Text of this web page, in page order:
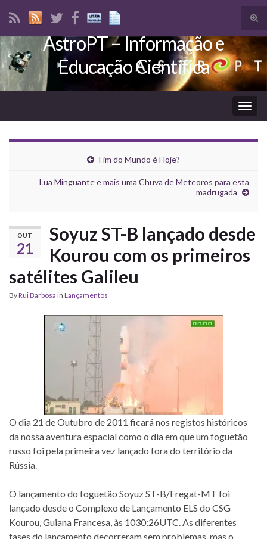
Search for:
AstroPT – Informação e
Educação Científica
Fim do Mundo é Hoje?
Lua Minguante e mais uma Chuva de Meteoros para esta
madrugada
OUT
21
Soyuz ST-B lançado desde
Kourou com os primeiros
satélites Galileu
ByRui Barbosa in Lançamentos
O dia 21 de Outubro de 2011 ficará nos registos históricos
da nossa aventura espacial como o dia em que um foguetão
russo foi pela primeira vez lançado fora do território da
Rússia.
O lançamento do foguetão Soyuz ST-B/Fregat-MT foi
lançado desde o Complexo de Lançamento ELS do CSG
Kourou, Guiana Francesa, às 1030:26UTC. As diferentes
fases do lançamento decorreram sem problemas, mas o